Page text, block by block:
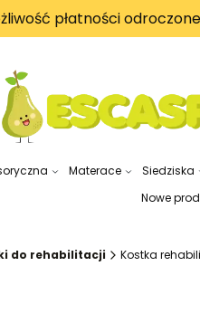
płatności
Materace Siedziska
Nowe
do rehabilitacji Kostka